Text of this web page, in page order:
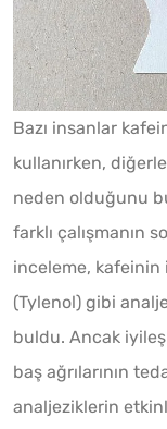
Bazı insanlar
kullanırken,
neden olduğunu
farklı çalışmanın
inceleme,
(Tylenol) gibi
buldu. Ancak
baş ağrılarının
analjeziklerin